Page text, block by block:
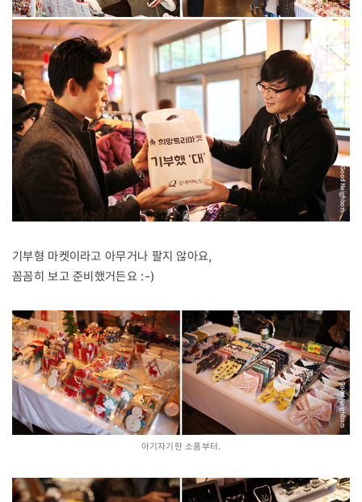
기부형 마켓이라고 아무거나 팔지 않아요,
꼼꼼히 보고 준비했거든요 :-)
아기자기한 소품부터.